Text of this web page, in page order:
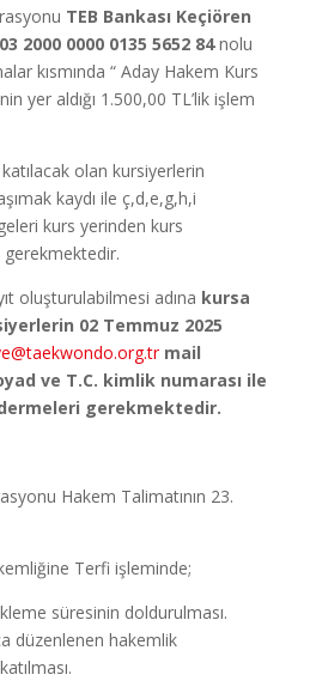
TEB Bankası Keçiören
2000 0000 0135 5652 84nolu
kısmında “ Aday Hakem Kurs
yer aldığı 1.500,00 TL’lik işlem
olan kursiyerlerin
kaydı ile ç,d,e,g,h,i
kurs yerinden kurs
oluşturulabilmesi adına kursa
02 Temmuz 2025
mail
ve T.C. kimlik numarası ile
gerekmektedir.
Hakem Talimatının 23.
Terfi işleminde;
süresinin doldurulması.
düzenlenen hakemlik